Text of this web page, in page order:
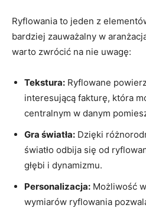
Ryflowania to jeden z
bardziej zauważalny w
warto zwrócić na nie uwagę:
Tekstura: Ryflowane
interesującą fakturę, która
centralnym w danym
Gra światła: Dzięki
światło odbija się od
głębi i dynamizmu.
Personalizacja: Możliwość
wymiarów ryflowania